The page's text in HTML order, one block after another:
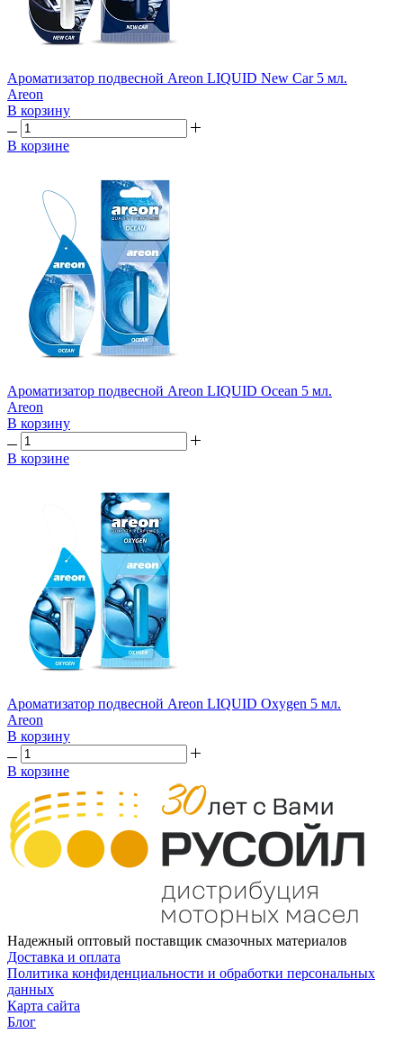
Ароматизатор подвесной Areon LIQUID New Car 5 мл.
Areon
В корзину
В корзине
Ароматизатор подвесной Areon LIQUID Ocean 5 мл.
Areon
В корзину
В корзине
Ароматизатор подвесной Areon LIQUID Oxygen 5 мл.
Areon
В корзину
В корзине
Надежный оптовый поставщик смазочных материалов
Доставка и оплата
Политика конфиденциальности и обработки персональных
данных
Карта сайта
Блог